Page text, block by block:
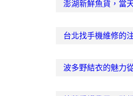
澎湖新鮮魚貨，當
台北找手機維修的
波多野結衣的魅力